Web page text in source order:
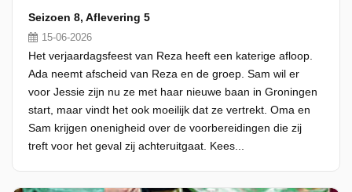
Seizoen 8, Aflevering 5
15-06-2026
Het verjaardagsfeest van Reza heeft een katerige afloop.
Ada neemt afscheid van Reza en de groep. Sam wil er
voor Jessie zijn nu ze met haar nieuwe baan in Groningen
start, maar vindt het ook moeilijk dat ze vertrekt. Oma en
Sam krijgen onenigheid over de voorbereidingen die zij
treft voor het geval zij achteruitgaat. Kees...